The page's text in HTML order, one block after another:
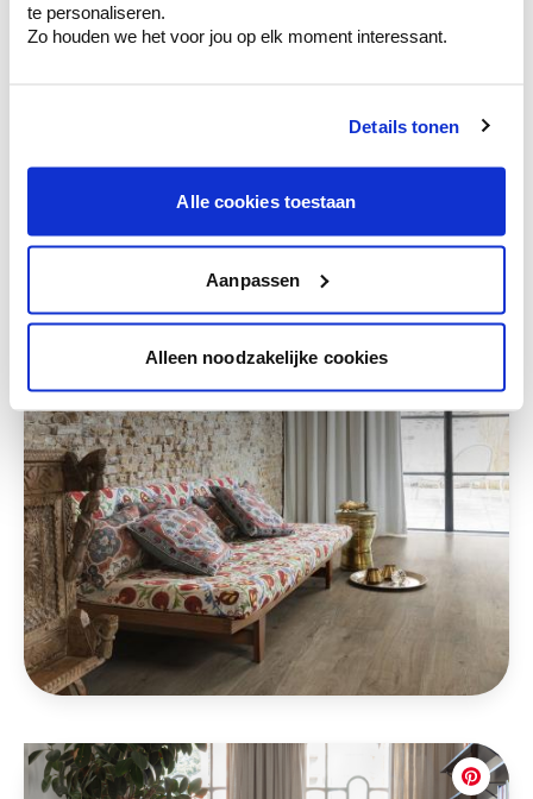
te personaliseren.
Zo houden we het voor jou op elk moment interessant.
Details tonen
Alle cookies toestaan
Aanpassen
Alleen noodzakelijke cookies
Bekijk er de bijhorende tinten om je kleur
te verfijnen.
Deze stijlen zijn misschien ook iets voor jou